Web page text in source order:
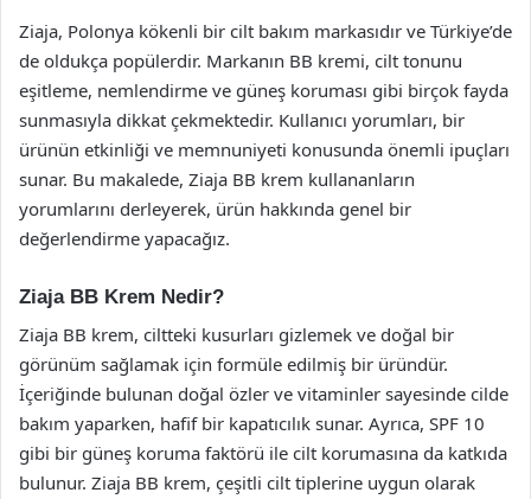
Ziaja, Polonya kökenli bir cilt bakım markasıdır ve Türkiye’de
de oldukça popülerdir. Markanın BB kremi, cilt tonunu
eşitleme, nemlendirme ve güneş koruması gibi birçok fayda
sunmasıyla dikkat çekmektedir. Kullanıcı yorumları, bir
ürünün etkinliği ve memnuniyeti konusunda önemli ipuçları
sunar. Bu makalede, Ziaja BB krem kullananların
yorumlarını derleyerek, ürün hakkında genel bir
değerlendirme yapacağız.
Ziaja BB Krem Nedir?
Ziaja BB krem, ciltteki kusurları gizlemek ve doğal bir
görünüm sağlamak için formüle edilmiş bir üründür.
İçeriğinde bulunan doğal özler ve vitaminler sayesinde cilde
bakım yaparken, hafif bir kapatıcılık sunar. Ayrıca, SPF 10
gibi bir güneş koruma faktörü ile cilt korumasına da katkıda
bulunur. Ziaja BB krem, çeşitli cilt tiplerine uygun olarak